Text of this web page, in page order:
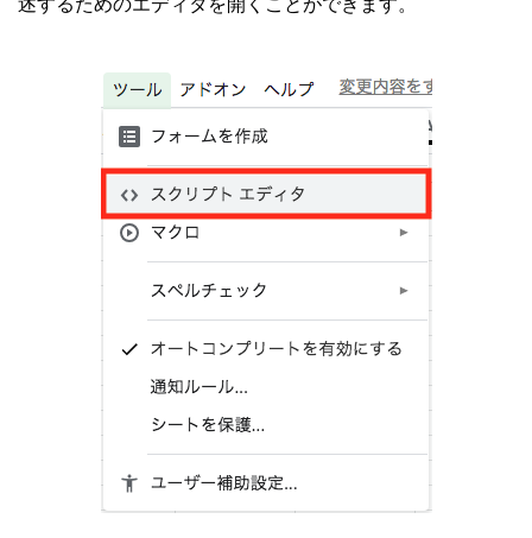
述するためのエディタを開くことができます。